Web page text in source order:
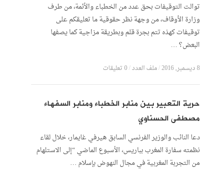
توالت التوقيفات بحق عدد من الخطباء والأئمة، من طرف
وزارة الأوقاف، من وجهة نظر حقوقية ما تعليقكم على
توقيفات كهذه تتم بجرة قلم وبطريقة مزاجية كما يصفها
البعض؟ …
8 ديسمبر, 2016 /ملف العدد/0 تعليقات
حرية التعبير بين منابر الخطباء ومنابر السفهاء
مصطفى الحسناوي
دعا النائب والوزير الفرنسي السابق هيرفي غايمار، خلال لقاء
نظمته سفارة المغرب بباريس، الأسبوع الماضي “إلى الاستلهام
من التجربة المغربية في مجال النهوض بإسلام …